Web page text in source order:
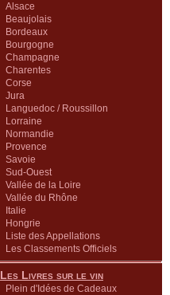
Alsace
Beaujolais
Bordeaux
Bourgogne
Champagne
Charentes
Corse
Jura
Languedoc / Roussillon
Lorraine
Normandie
Provence
Savoie
Sud-Ouest
Vallée de la Loire
Vallée du Rhône
Italie
Hongrie
Liste des Appellations
Les Classements Officiels
Les Livres sur le vin
Plein d'Idées de Cadeaux